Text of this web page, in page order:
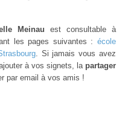
Meinau est consultable à
les pages suivantes : école
. Si jamais vous avez
à vos signets, la partager
par email à vos amis !